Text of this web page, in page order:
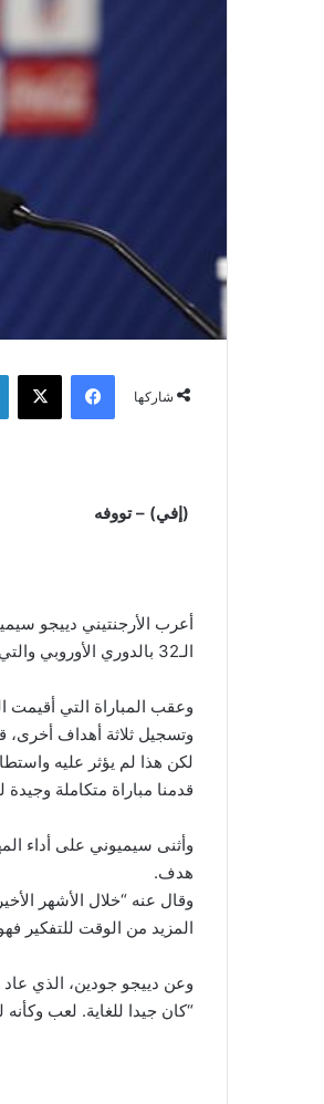
شاركها
فيسبوك ‫X
(إفي) – تووفه
أعرب الأرجنتيني دييجو
الـ32 بالدوري الأوروبي والتي انتهت بفوز الروخيبلانكوس (1-4) مبرزا دور اللعب الجماعي في اللقاء.
وعقب المباراة التي أقيمت
وتسجيل ثلاثة أهداف أخرى،
لكن هذا لم يؤثر عليه
قدمنا مباراة متكاملة وجيدة
وأثنى سيميوني على أداء
هدف.
وقال عنه “خلال الأشهر
المزيد من الوقت للتفكير
وعن دييجو جودين، الذي
“كان جيدا للغاية. لعب